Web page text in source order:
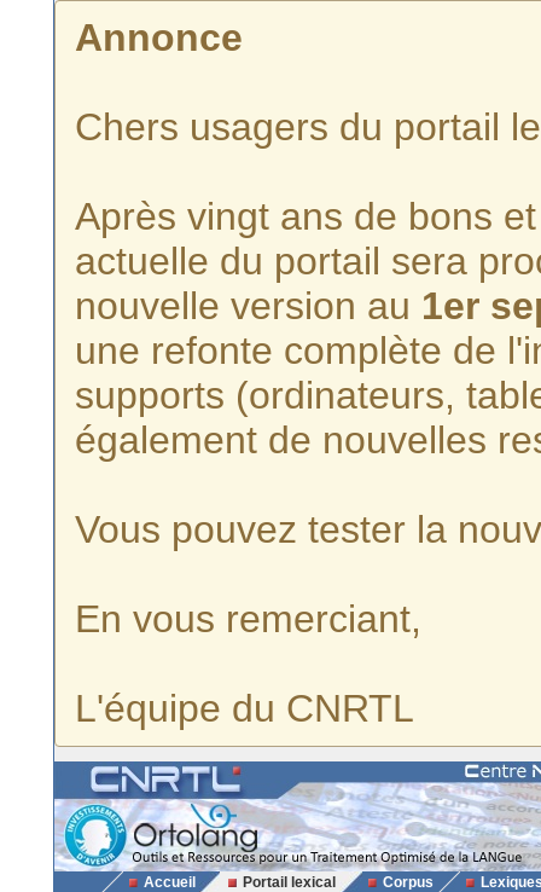
Annonce
Chers usagers du portail
Après vingt ans de bons
actuelle du portail sera
nouvelle version au 1er
une refonte complète de
supports (ordinateurs,
également de nouvelles
Vous pouvez tester la
En vous remerciant,
L'équipe du CNRTL
Accueil Portail lexical Corpus